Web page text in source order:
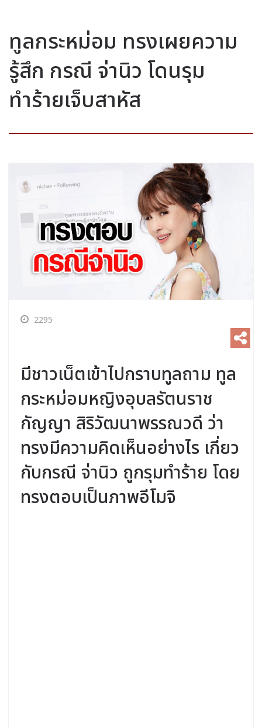
ทูลกระหม่อม ทรงเผยความ
รู้สึก กรณี จ่านิว โดนรุม
ทำร้ายเจ็บสาหัส
2295
มีชาวเน็ตเข้าไปกราบทูลถาม ทูล
กระหม่อมหญิงอุบลรัตนราช
กัญญา สิริวัฒนาพรรณวดี ว่า
ทรงมีความคิดเห็นอย่างไร เกี่ยว
กับกรณี จ่านิว ถูกรุมทำร้าย โดย
ทรงตอบเป็นภาพอีโมจิ